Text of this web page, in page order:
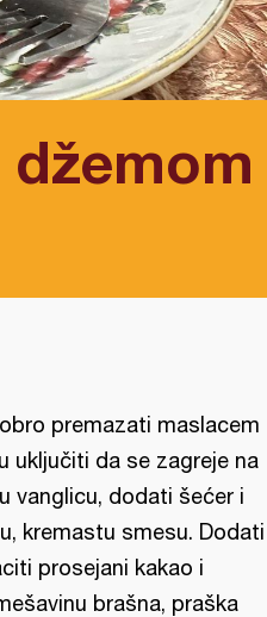
premazati maslacem
uključiti da se zagreje na
vanglicu, dodati šećer i
kremastu smesu. Dodati
prosejani kakao i
brašna, praška